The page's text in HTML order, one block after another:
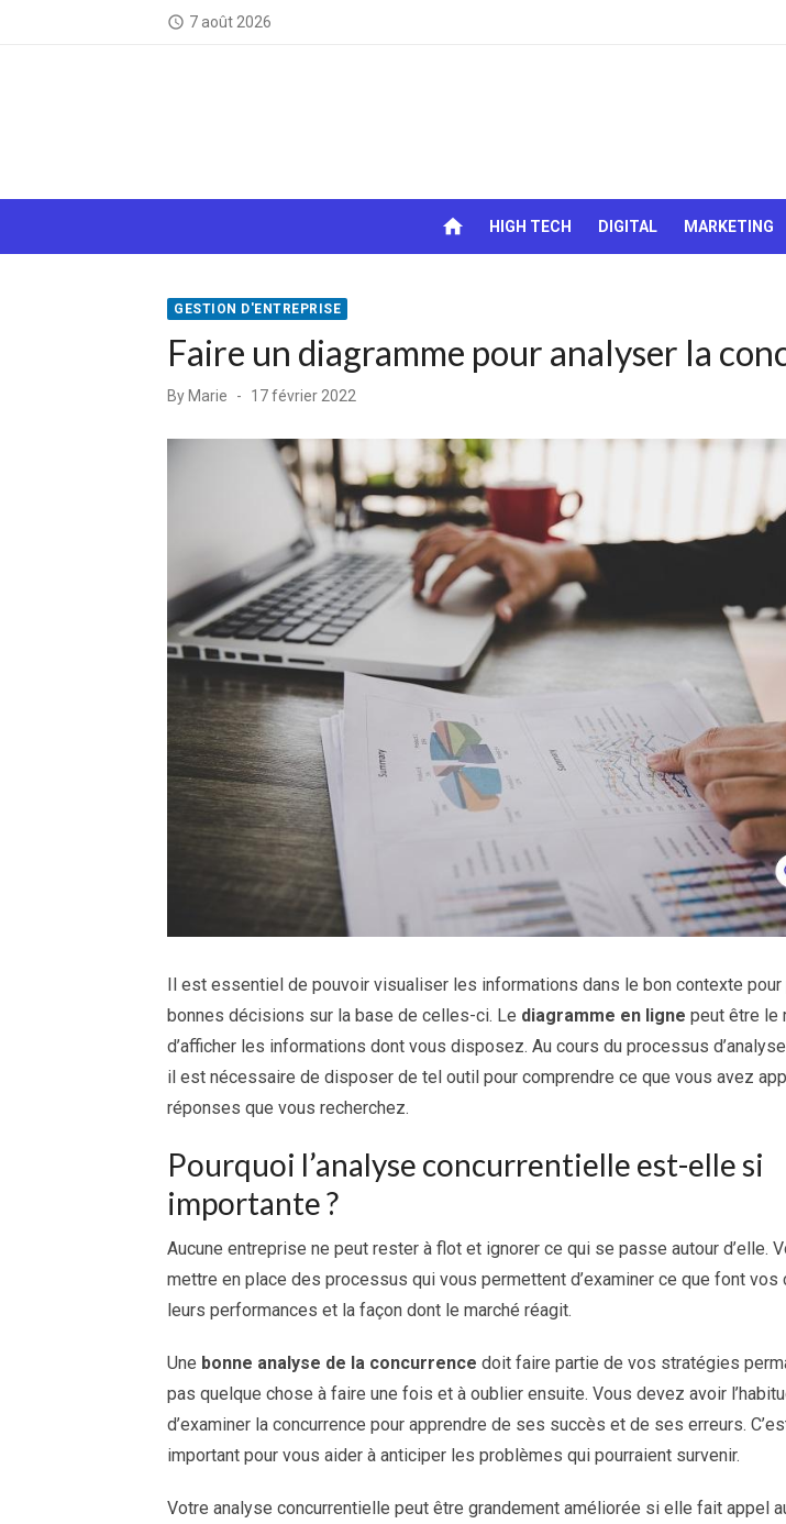
access_time 7 août 2026
home HIGH TECH DIGITAL MARKETING
GESTION D'ENTREPRISE
Faire un diagramme pour analyser la
By Marie
Posted
17 février 2022
Il est essentiel de pouvoir visualiser les informations dans le bon contexte pour
bonnes décisions sur la base de celles-ci. Le diagramme en ligne peut être le
d’afficher les informations dont vous disposez. Au cours du processus
il est nécessaire de disposer de tel outil pour comprendre ce que vous avez
réponses que vous recherchez.
Pourquoi l’analyse concurrentielle est-elle si
importante ?
Aucune entreprise ne peut rester à flot et ignorer ce qui se passe autour d’elle.
mettre en place des processus qui vous permettent d’examiner ce que font vos
leurs performances et la façon dont le marché réagit.
Une bonne analyse de la concurrence doit faire partie de vos stratégies
pas quelque chose à faire une fois et à oublier ensuite. Vous devez avoir
d’examiner la concurrence pour apprendre de ses succès et de ses erreurs.
important pour vous aider à anticiper les problèmes qui pourraient survenir.
Votre analyse concurrentielle peut être grandement améliorée si elle fait appel